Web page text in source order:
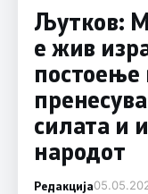
Љутков:
е жив
постоење
силата и
народот
Редакција